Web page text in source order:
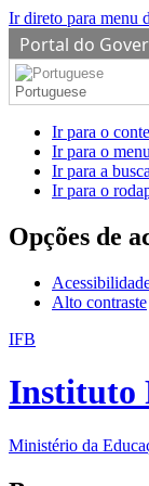
Ir direto para menu
Portal do
Portuguese
Ir para o
Ir para o menu
Ir para a busca
Ir para o
Opções de
Alto contraste
IFB
Instituto
Ministério da